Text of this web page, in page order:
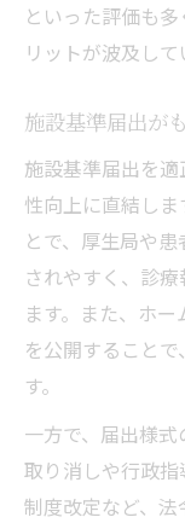
といった評価も
リットが波及して
施設基準届出が
施設基準届出を
性向上に直結し
とで、厚生局や
されやすく、診
ます。また、ホ
を公開すること
す。
一方で、届出様
取り消しや行政
制度改定など、